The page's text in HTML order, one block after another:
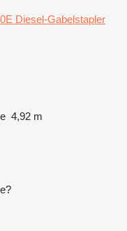
Diesel-Gabelstapler
4,92 m